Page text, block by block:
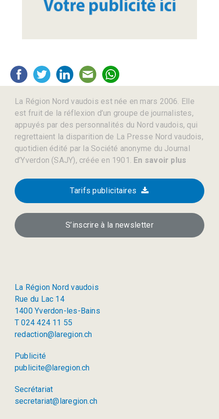
La Région Nord vaudois est née en mars 2006. Elle
est fruit de la réflexion d’un groupe de journalistes,
appuyés par des personnalités du Nord vaudois, qui
regrettaient la disparition de La Presse Nord vaudois,
quotidien édité par la Société anonyme du Journal
d’Yverdon (SAJY), créée en 1901. En savoir plus
Tarifs publicitaires
S’inscrire à la newsletter
La Région Nord vaudois
Rue du Lac 14
1400 Yverdon-les-Bains
T 024 424 11 55
redaction@laregion.ch
Publicité
publicite@laregion.ch
Secrétariat
secretariat@laregion.ch